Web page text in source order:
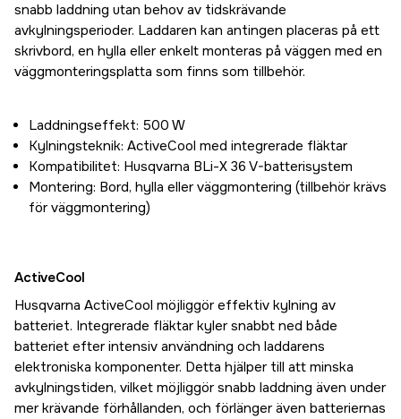
snabb laddning utan behov av tidskrävande
avkylningsperioder. Laddaren kan antingen placeras på ett
skrivbord, en hylla eller enkelt monteras på väggen med en
väggmonteringsplatta som finns som tillbehör.
Laddningseffekt: 500 W
Kylningsteknik: ActiveCool med integrerade fläktar
Kompatibilitet: Husqvarna BLi-X 36 V-batterisystem
Montering: Bord, hylla eller väggmontering (tillbehör krävs
för väggmontering)
ActiveCool
Husqvarna ActiveCool möjliggör effektiv kylning av
batteriet. Integrerade fläktar kyler snabbt ned både
batteriet efter intensiv användning och laddarens
elektroniska komponenter. Detta hjälper till att minska
avkylningstiden, vilket möjliggör snabb laddning även under
mer krävande förhållanden, och förlänger även batteriernas